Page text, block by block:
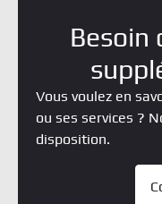
Besoin
Vous voulez en
ou ses services ?
disposition.